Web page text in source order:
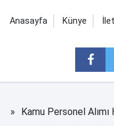
Anasayfa Künye
Kamu Personel Alımı